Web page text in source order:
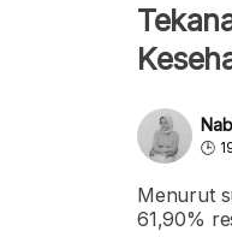
Menurut
61,90%